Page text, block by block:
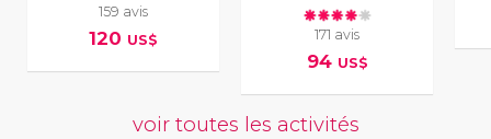
159 avis
120 US$ 171 avis
94 US$
voir toutes les activités